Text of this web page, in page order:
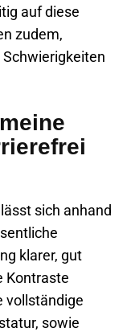
auf diese
zudem,
lässt sich anhand
klarer, gut
Kontraste
vollständige
sowie